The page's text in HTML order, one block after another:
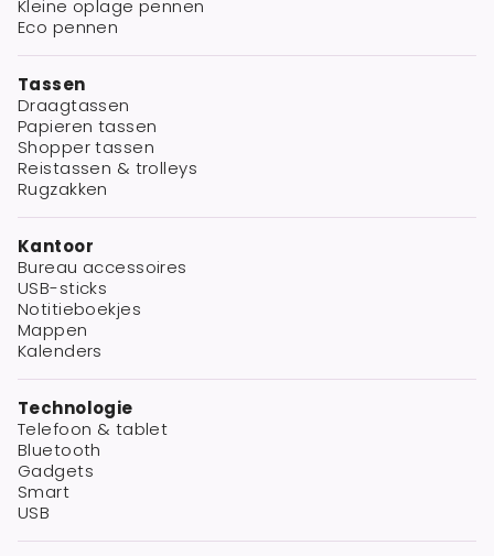
Kleine oplage pennen
Eco pennen
Tassen
Draagtassen
Papieren tassen
Shopper tassen
Reistassen & trolleys
Rugzakken
Kantoor
Bureau accessoires
USB-sticks
Notitieboekjes
Mappen
Kalenders
Technologie
Telefoon & tablet
Bluetooth
Gadgets
Smart
USB